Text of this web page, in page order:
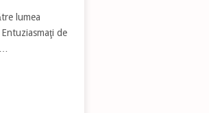
lumea
de